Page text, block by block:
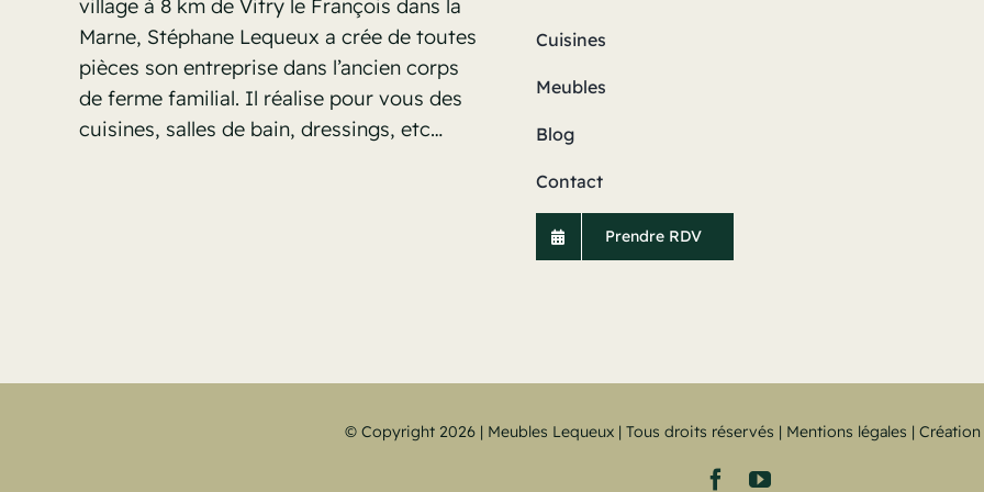
village à 8 km de Vitry le François dans la
Marne, Stéphane Lequeux a crée de toutes
pièces son entreprise dans l’ancien corps
de ferme familial. Il réalise pour vous des
cuisines, salles de bain, dressings, etc…
Cuisines
Meubles
Blog
Contact
Prendre RDV
© Copyright 2026 | Meubles Lequeux | Tous droits réservés | Mentions légales | Création